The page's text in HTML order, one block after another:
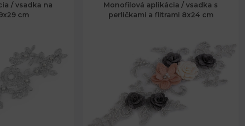
/ vsadka na
cm
Monofilová aplikácia / vsadka s
perličkami a flitrami 8x24 cm